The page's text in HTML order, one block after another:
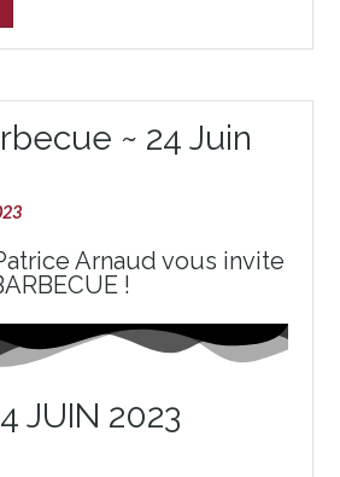
~ 24 Juin
Arnaud vous invite
!
JUIN 2023